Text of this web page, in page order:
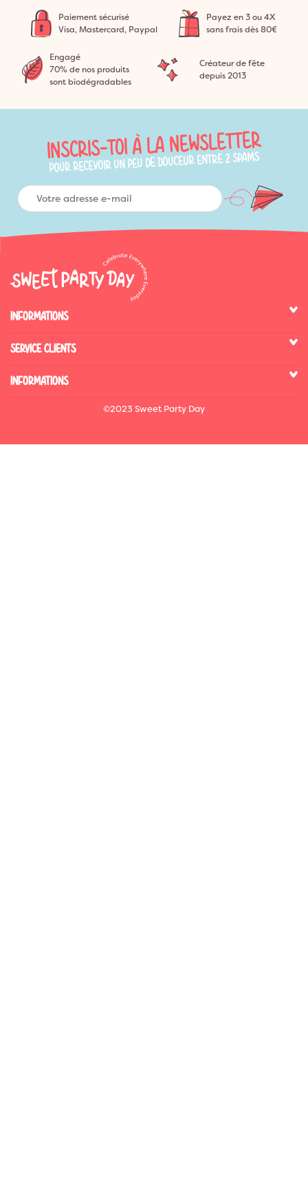
Paiement sécurisé
Visa, Mastercard, Paypal
Payez en 3 ou 4X
sans frais dès 80€
Engagé
70% de nos produits
sont biodégradables
Créateur de fête
depuis 2013
INSCRIS-TOI À LA NEWSLETTER
POUR RECEVOIR UN PEU DE DOUCEUR ENTRE 2 SPAMS
INFORMATIONS
SERVICE CLIENTS
INFORMATIONS
©2023 Sweet Party Day